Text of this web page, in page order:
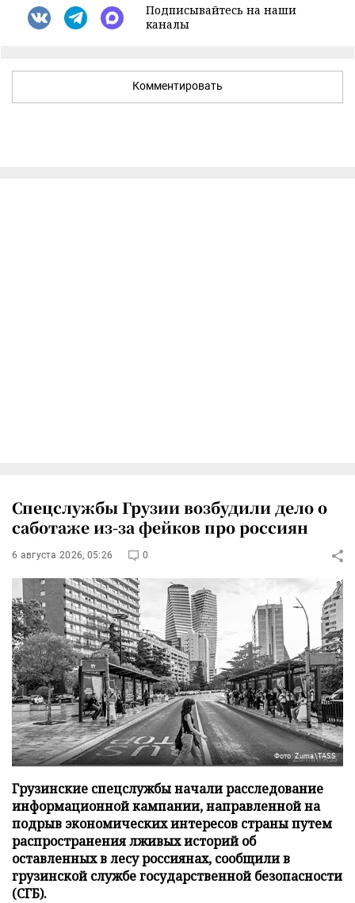
Подписывайтесь на наши
каналы
Комментировать
Спецслужбы Грузии возбудили дело о
саботаже из-за фейков про россиян
6 августа 2026, 05:26 0
Фото: Zuma\TASS
Грузинские спецслужбы начали расследование
информационной кампании, направленной на
подрыв экономических интересов страны путем
распространения лживых историй об
оставленных в лесу россиянах, сообщили в
грузинской службе государственной безопасности
(СГБ).